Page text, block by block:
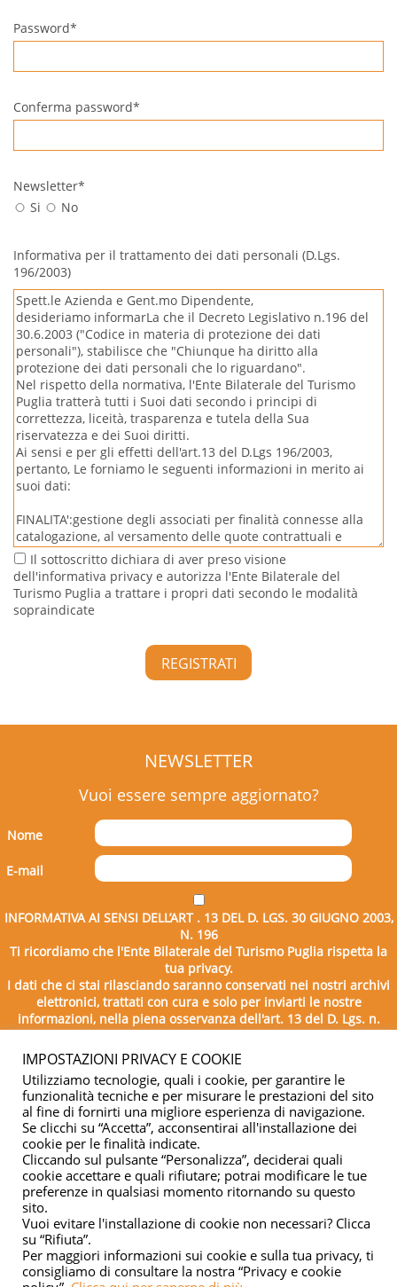
Password*
Conferma password*
Newsletter*
Si
No
Informativa per il trattamento dei dati personali (D.Lgs.
196/2003)
Il sottoscritto dichiara di aver preso visione
dell'informativa privacy e autorizza l'Ente Bilaterale del
Turismo Puglia a trattare i propri dati secondo le modalità
sopraindicate
NEWSLETTER
Vuoi essere sempre aggiornato?
Nome
E-mail
INFORMATIVA AI SENSI DELL’ART . 13 DEL D. LGS. 30 GIUGNO 2003,
N. 196
Ti ricordiamo che l'Ente Bilaterale del Turismo Puglia rispetta la
tua privacy.
I dati che ci stai rilasciando saranno conservati nei nostri archivi
elettronici, trattati con cura e solo per inviarti le nostre
informazioni, nella piena osservanza dell'art. 13 del D. Lgs. n.
196/2003.
Copyright © 2026 - Ente Bilaterale del Turismo Puglia - C.F.
IMPOSTAZIONI PRIVACY E COOKIE
Utilizziamo tecnologie, quali i cookie, per garantire le
funzionalità tecniche e per misurare le prestazioni del sito
al fine di fornirti una migliore esperienza di navigazione.
Se clicchi su “Accetta”, acconsentirai all'installazione dei
cookie per le finalità indicate.
Cliccando sul pulsante “Personalizza”, deciderai quali
cookie accettare e quali rifiutare; potrai modificare le tue
preferenze in qualsiasi momento ritornando su questo
sito.
Vuoi evitare l'installazione di cookie non necessari? Clicca
su “Rifiuta”.
Per maggiori informazioni sui cookie e sulla tua privacy, ti
consigliamo di consultare la nostra “Privacy e cookie